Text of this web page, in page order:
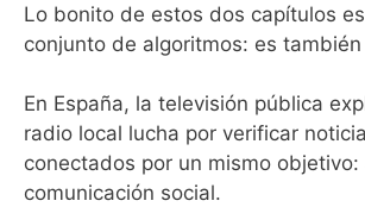
Lo bonito de estos dos capítulos
conjunto de algoritmos: es
En España, la televisión pública
radio local lucha por verificar
conectados por un mismo
comunicación social.